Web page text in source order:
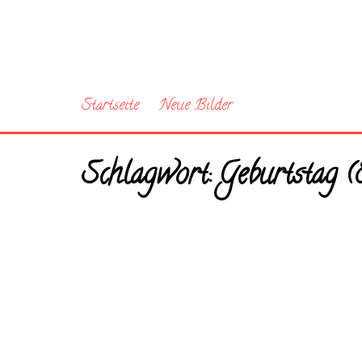
Startseite Neue Bilder
Schlagwort:Geburtstag